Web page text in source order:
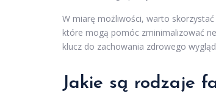
W miarę możliwości, warto
które mogą pomóc zminimalizować
klucz do zachowania zdrowego
Jakie są rodzaje